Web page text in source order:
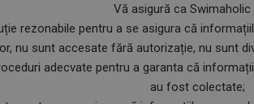
Vă asigură ca Swimaholic
rezonabile pentru a se asigura că
nu sunt accesate fără autorizație, nu sunt
adecvate pentru a garanta că
au fost colectate;